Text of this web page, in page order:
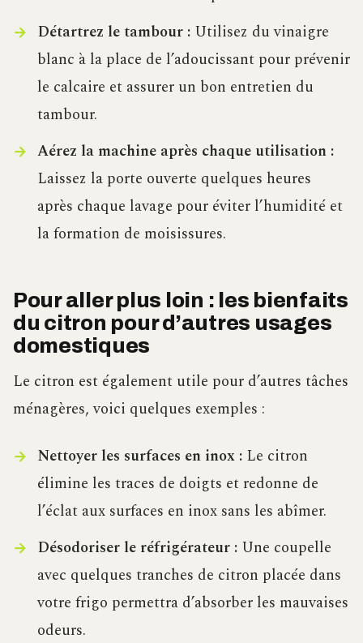
Détartrez le tambour :Utilisez du vinaigre
blanc à la place de l’adoucissant pour prévenir
le calcaire et assurer un bon entretien du
tambour.
Aérez la machine après chaque utilisation :
Laissez la porte ouverte quelques heures
après chaque lavage pour éviter l’humidité et
la formation de moisissures.
Pour aller plus loin : les bienfaits
du citron pour d’autres usages
domestiques
Le citron est également utile pour d’autres tâches
ménagères, voici quelques exemples :
Nettoyer les surfaces en inox :Le citron
élimine les traces de doigts et redonne de
l’éclat aux surfaces en inox sans les abîmer.
Désodoriser le réfrigérateur :Une coupelle
avec quelques tranches de citron placée dans
votre frigo permettra d’absorber les mauvaises
odeurs.